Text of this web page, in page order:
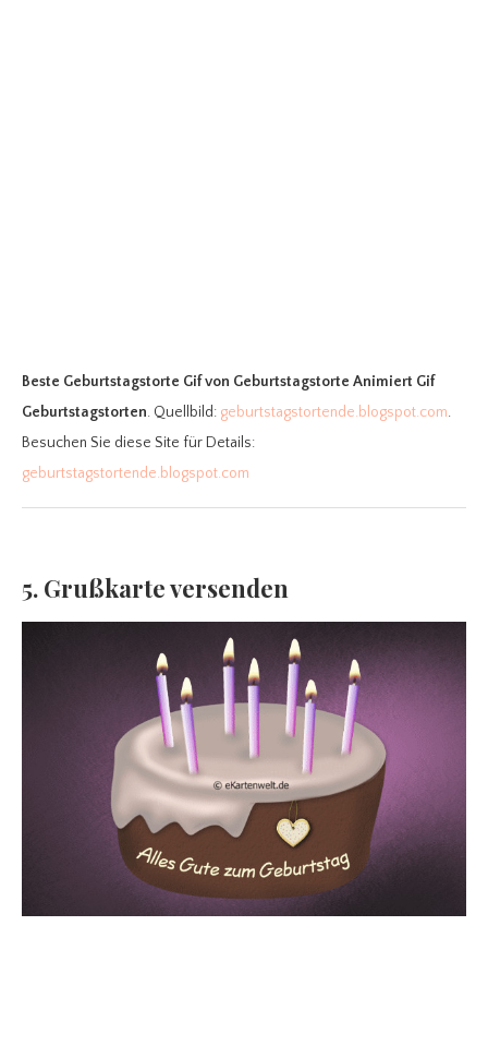
Beste Geburtstagstorte Gifvon Geburtstagstorte Animiert Gif
Geburtstagstorten. Quellbild: geburtstagstortende.blogspot.com.
Besuchen Sie diese Site für Details:
geburtstagstortende.blogspot.com
5. Grußkarte versenden